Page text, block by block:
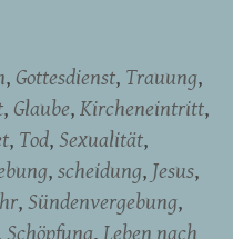
Gottesdienst Trauung
Glaube Kircheneintritt
Tod Sexualität
scheidung Jesus
Sündenvergebung